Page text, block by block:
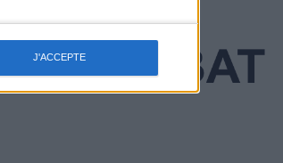
J'ACCEPTE